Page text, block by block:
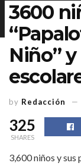
3600
Niño”
by Redacción
325
SHARES
3,600 niños y